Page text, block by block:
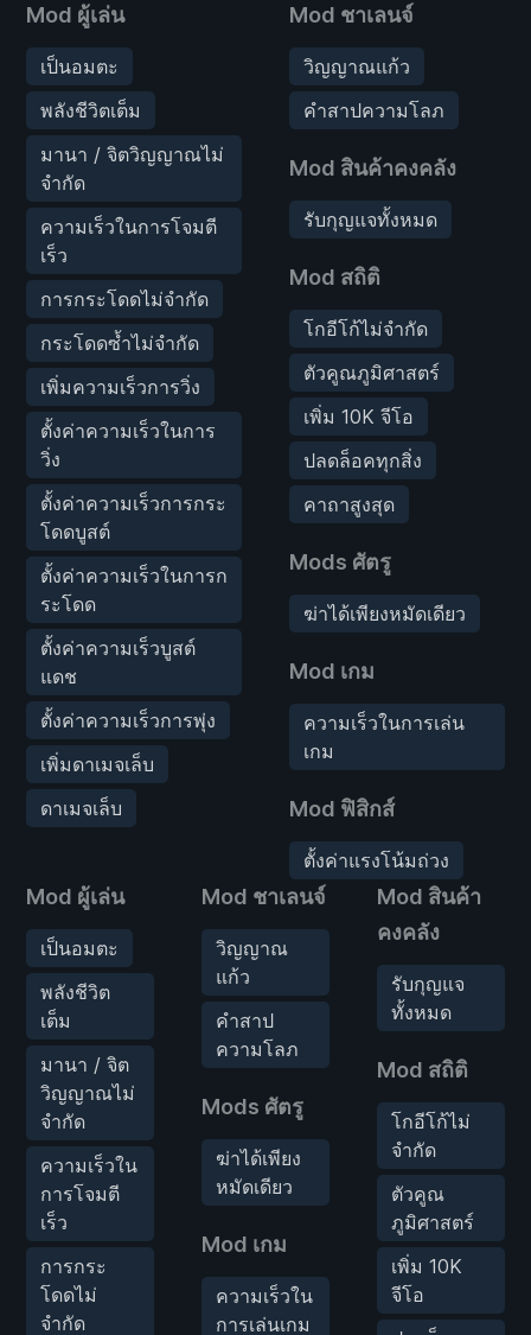
Mod ผู้เล่น
เป็นอมตะ
พลังชีวิตเต็ม
มานา / จิตวิญญาณไม่
จำกัด
ความเร็วในการโจมตี
เร็ว
การกระโดดไม่จำกัด
กระโดดซ้ำไม่จำกัด
เพิ่มความเร็วการวิ่ง
ตั้งค่าความเร็วในการ
วิ่ง
ตั้งค่าความเร็วการกระ
โดดบูสต์
ตั้งค่าความเร็วในการก
ระโดด
ตั้งค่าความเร็วบูสต์
แดช
ตั้งค่าความเร็วการพุ่ง
เพิ่มดาเมจเล็บ
ดาเมจเล็บ
Mod ชาเลนจ์
วิญญาณแก้ว
คำสาปความโลภ
Mod สินค้าคงคลัง
รับกุญแจทั้งหมด
Mod สถิติ
โกอีโก้ไม่จำกัด
ตัวคูณภูมิศาสตร์
เพิ่ม 10K จีโอ
ปลดล็อคทุกสิ่ง
คาถาสูงสุด
Mods ศัตรู
ฆ่าได้เพียงหมัดเดียว
Mod เกม
ความเร็วในการเล่น
เกม
Mod ฟิสิกส์
ตั้งค่าแรงโน้มถ่วง
Mod ผู้เล่น
เป็นอมตะ
พลังชีวิต
เต็ม
มานา / จิต
วิญญาณไม่
จำกัด
ความเร็วใน
การโจมตี
เร็ว
การกระ
โดดไม่
จำกัด
Mod ชาเลนจ์
วิญญาณ
แก้ว
คำสาป
ความโลภ
Mods ศัตรู
ฆ่าได้เพียง
หมัดเดียว
Mod เกม
ความเร็วใน
การเล่นเกม
Mod สินค้า
คงคลัง
รับกุญแจ
ทั้งหมด
Mod สถิติ
โกอีโก้ไม่
จำกัด
ตัวคูณ
ภูมิศาสตร์
เพิ่ม 10K
จีโอ